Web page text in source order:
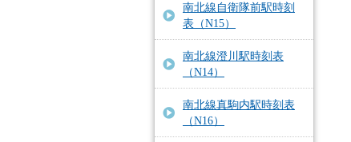
南北線自衛隊前駅時刻
表（N15）
南北線澄川駅時刻表
（N14）
南北線真駒内駅時刻表
（N16）